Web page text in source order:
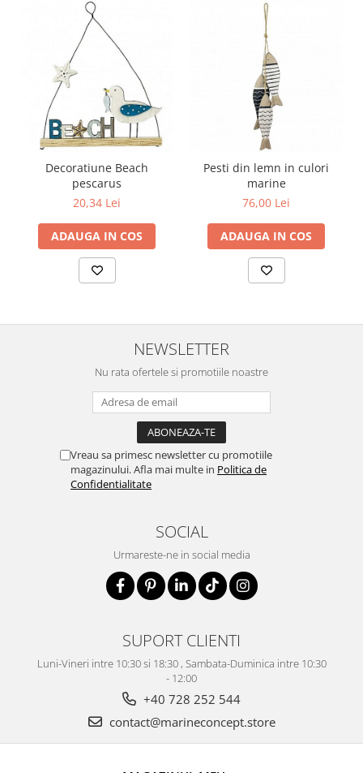
Decoratiune Beach
pescarus
20,34 Lei
ADAUGA IN COS
Pesti din lemn in culori
marine
76,00 Lei
ADAUGA IN COS
NEWSLETTER
Nu rata ofertele si promotiile noastre
Vreau sa primesc newsletter cu promotiile
magazinului. Afla mai multe in Politica de
Confidentialitate
SOCIAL
Urmareste-ne in social media
SUPORT CLIENTI
Luni-Vineri intre 10:30 si 18:30 , Sambata-Duminica intre 10:30
- 12:00
+40 728 252 544
contact@marineconcept.store